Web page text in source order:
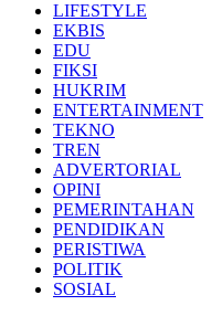
LIFESTYLE
EKBIS
EDU
FIKSI
HUKRIM
ENTERTAINMENT
TEKNO
TREN
ADVERTORIAL
OPINI
PEMERINTAHAN
PENDIDIKAN
PERISTIWA
POLITIK
SOSIAL